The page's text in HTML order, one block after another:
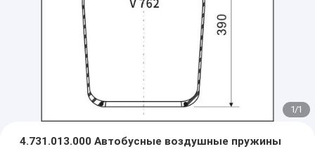
1/1
4.731.013.000 Автобусные воздушные пружины